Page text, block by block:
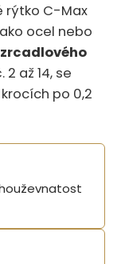
rýtko C-Max
ocel nebo
zrcadlového
až 14, se
po 0,2